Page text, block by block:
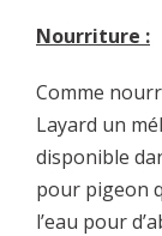
Nourriture :
Comme
Layard un
disponible
pour pigeon
l’eau pour